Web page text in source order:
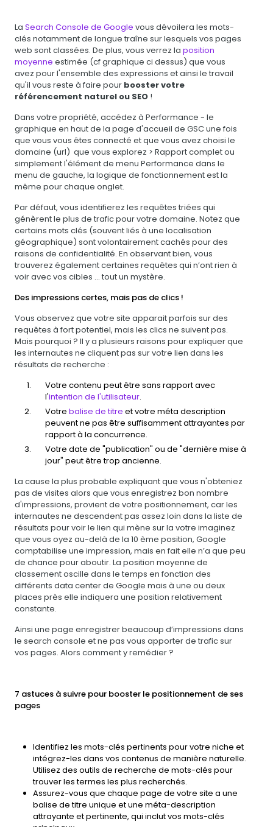
La Search Console de Google vous dévoilera les mots-
clés notamment de longue traîne sur lesquels vos pages
web sont classées. De plus, vous verrez la position
moyenne estimée (cf graphique ci dessus) que vous
avez pour l'ensemble des expressions et ainsi le travail
qu'il vous reste à faire pour booster votre
référencement naturel ou SEO !
Dans votre propriété, accédez à Performance - le
graphique en haut de la page d'accueil de GSC une fois
que vous vous êtes connecté et que vous avez choisi le
domaine (url) que vous explorez > Rapport complet ou
simplement l'élément de menu Performance dans le
menu de gauche, la logique de fonctionnement est la
même pour chaque onglet.
Par défaut, vous identifierez les requêtes triées qui
génèrent le plus de trafic pour votre domaine. Notez que
certains mots clés (souvent liés à une localisation
géographique) sont volontairement cachés pour des
raisons de confidentialité. En observant bien, vous
trouverez également certaines requêtes qui n’ont rien à
voir avec vos cibles … tout un mystère.
Des impressions certes, mais pas de clics !
Vous observez que votre site apparait parfois sur des
requêtes à fort potentiel, mais les clics ne suivent pas.
Mais pourquoi ? Il y a plusieurs raisons pour expliquer que
les internautes ne cliquent pas sur votre lien dans les
résultats de recherche :
Votre contenu peut être sans rapport avec
l'intention de l'utilisateur.
Votre balise de titre et votre méta description
peuvent ne pas être suffisamment attrayantes par
rapport à la concurrence.
Votre date de "publication" ou de "dernière mise à
jour" peut être trop ancienne.
La cause la plus probable expliquant que vous n'obteniez
pas de visites alors que vous enregistrez bon nombre
d'impressions, provient de votre positionnement, car les
internautes ne descendent pas assez loin dans la liste de
résultats pour voir le lien qui mène sur la votre imaginez
que vous oyez au-delà de la 10 ème position, Google
comptabilise une impression, mais en fait elle n’a que peu
de chance pour aboutir. La position moyenne de
classement oscille dans le temps en fonction des
différents data center de Google mais à une ou deux
places près elle indiquera une position relativement
constante.
Ainsi une page enregistrer beaucoup d’impressions dans
le search console et ne pas vous apporter de trafic sur
vos pages. Alors comment y remédier ?
7 astuces à suivre pour booster le positionnement de ses
pages
Identifiez les mots-clés pertinents pour votre niche et
intégrez-les dans vos contenus de manière naturelle.
Utilisez des outils de recherche de mots-clés pour
trouver les termes les plus recherchés.
Assurez-vous que chaque page de votre site a une
balise de titre unique et une méta-description
attrayante et pertinente, qui inclut vos mots-clés